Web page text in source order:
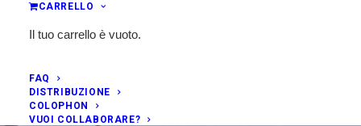
CARRELLO
Il tuo carrello è vuoto.
FAQ
DISTRIBUZIONE
COLOPHON
VUOI COLLABORARE?